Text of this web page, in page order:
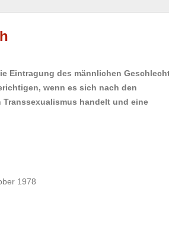
Eintragung des männlichen
wenn es sich nach den
handelt und eine
1978